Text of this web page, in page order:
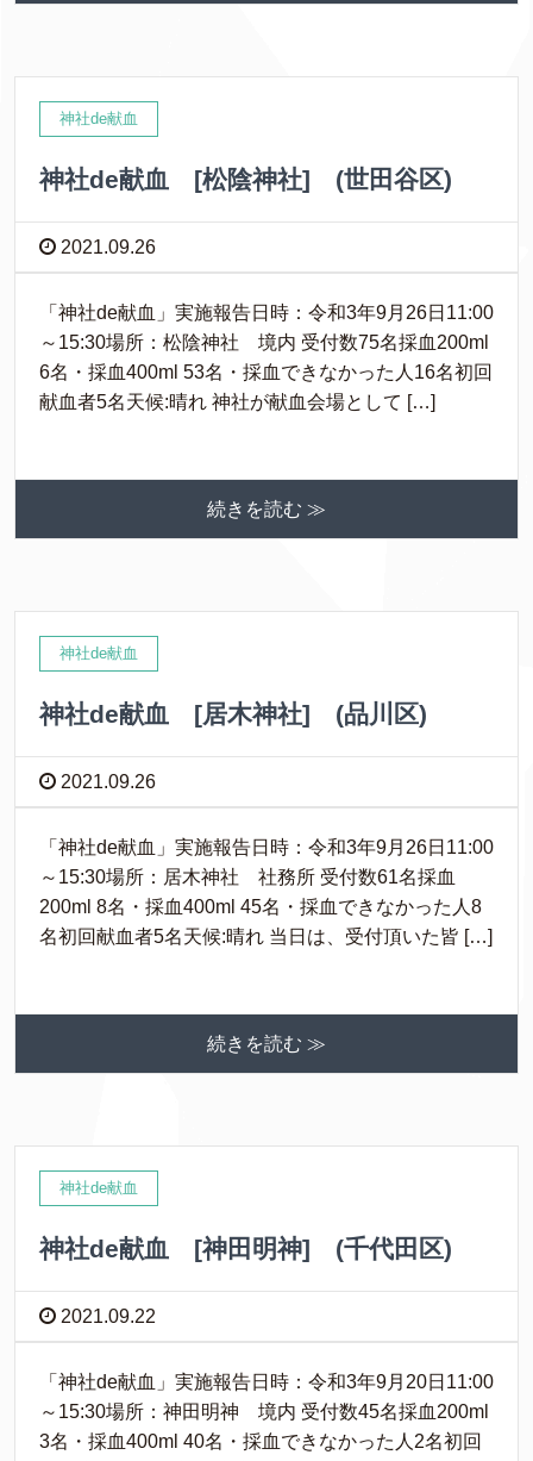
神社de献血
神社de献血 [松陰神社] (世田谷区)
2021.09.26
「神社de献血」実施報告日時：令和3年9月26日11:00
～15:30場所：松陰神社 境内 受付数75名採血200ml
6名・採血400ml 53名・採血できなかった人16名初回
献血者5名天候:晴れ 神社が献血会場として […]
続きを読む ≫
神社de献血
神社de献血 [居木神社] (品川区)
2021.09.26
「神社de献血」実施報告日時：令和3年9月26日11:00
～15:30場所：居木神社 社務所 受付数61名採血
200ml 8名・採血400ml 45名・採血できなかった人8
名初回献血者5名天候:晴れ 当日は、受付頂いた皆 […]
続きを読む ≫
神社de献血
神社de献血 [神田明神] (千代田区)
2021.09.22
「神社de献血」実施報告日時：令和3年9月20日11:00
～15:30場所：神田明神 境内 受付数45名採血200ml
3名・採血400ml 40名・採血できなかった人2名初回